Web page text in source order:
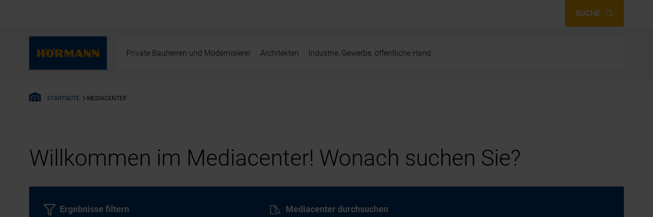
SUCHE
Private Bauherren und Modernisierer Architekten Industrie, Gewerbe, öffentliche Hand
STARTSEITE MEDIACENTER
Willkommen im Mediacenter! Wonach suchen Sie?
Mediacenter durchsuchen
Ergebnisse filtern